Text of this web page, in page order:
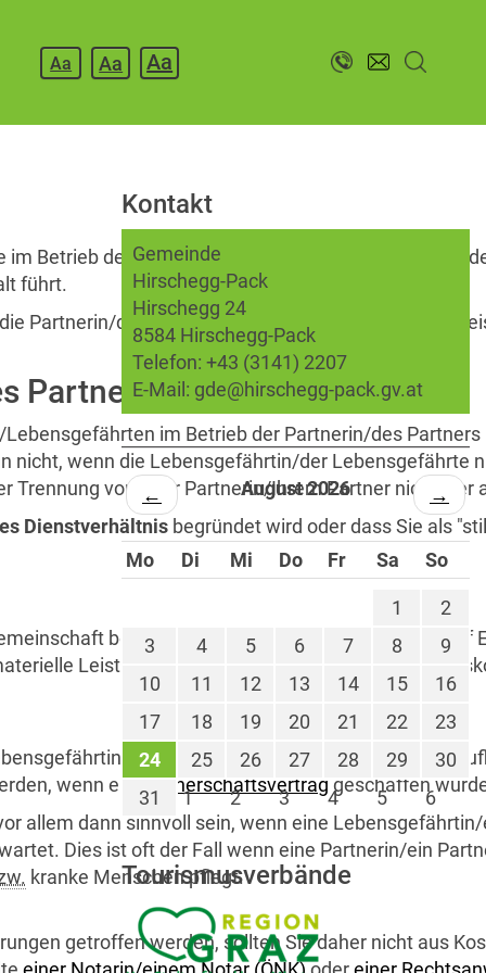
Aa Aa Aa
Betrieb der Partnerin/des Partners. Oft ist es auch
führt.
Partnerin/der Partner die Möglichkeit einer
Partners
im Betrieb der Partnerin/des
nicht, wenn die Lebensgefährtin/der Lebensgefährte
Trennung von Ihrer Partnerin/Ihrem Partner nicht leer
Dienstverhältnis begründet wird oder dass Sie als
besteht im Allgemeinen kein Anspruch auf
Leistungen (Lebensmitteleinkäufe,
einen Lebensgefährten, können nach
wenn einPartnerschaftsvertrag geschaffen
allem dann sinnvoll sein, wenn eine
Dies ist oft der Fall wenn eine Partnerin/ein
kranke Menschen pflegt.
getroffen werden, sollten Sie daher nicht aus
Kontakt
Gemeinde
Hirschegg-Pack
Hirschegg 24
8584 Hirschegg-Pack
Telefon: +43 (3141) 2207
E-Mail: gde@hirschegg-pack.gv.at
← August 2026 →
Mo Di Mi Do Fr Sa So
1
2
3
4 5 6 7 8
9
10
11 12 13 14 15
16
17
18 19 20 21 22
23
24
25 26 27 28 29
30
31
1 2 3 4 5 6
Tourismusverbände